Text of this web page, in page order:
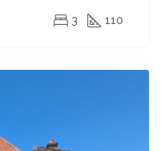
3 110